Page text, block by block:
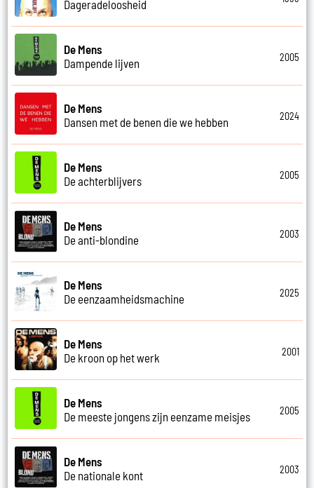
Dageradeloosheid
De Mens
Dampende lijven
2005
De Mens
Dansen met de benen die we hebben
2024
De Mens
De achterblijvers
2005
De Mens
De anti-blondine
2003
De Mens
De eenzaamheidsmachine
2025
De Mens
De kroon op het werk
2001
De Mens
De meeste jongens zijn eenzame meisjes
2005
De Mens
De nationale kont
2003